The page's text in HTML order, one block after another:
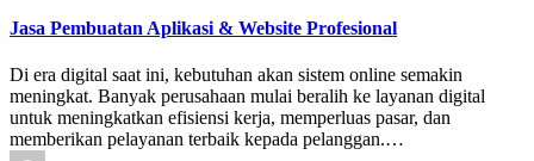
Jasa Pembuatan Aplikasi & Website Profesional
Di era digital saat ini, kebutuhan akan sistem online semakin
meningkat. Banyak perusahaan mulai beralih ke layanan digital
untuk meningkatkan efisiensi kerja, memperluas pasar, dan
memberikan pelayanan terbaik kepada pelanggan.…